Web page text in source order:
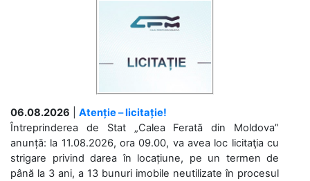
06.08.2026
Atenție – licitație!
Întreprinderea de Stat „Calea Ferată din Moldova”
anunță: la 11.08.2026, ora 09.00, va avea loc licitaţia cu
strigare privind darea în locațiune, pe un termen de
până la 3 ani, a 13 bunuri imobile neutilizate în procesul